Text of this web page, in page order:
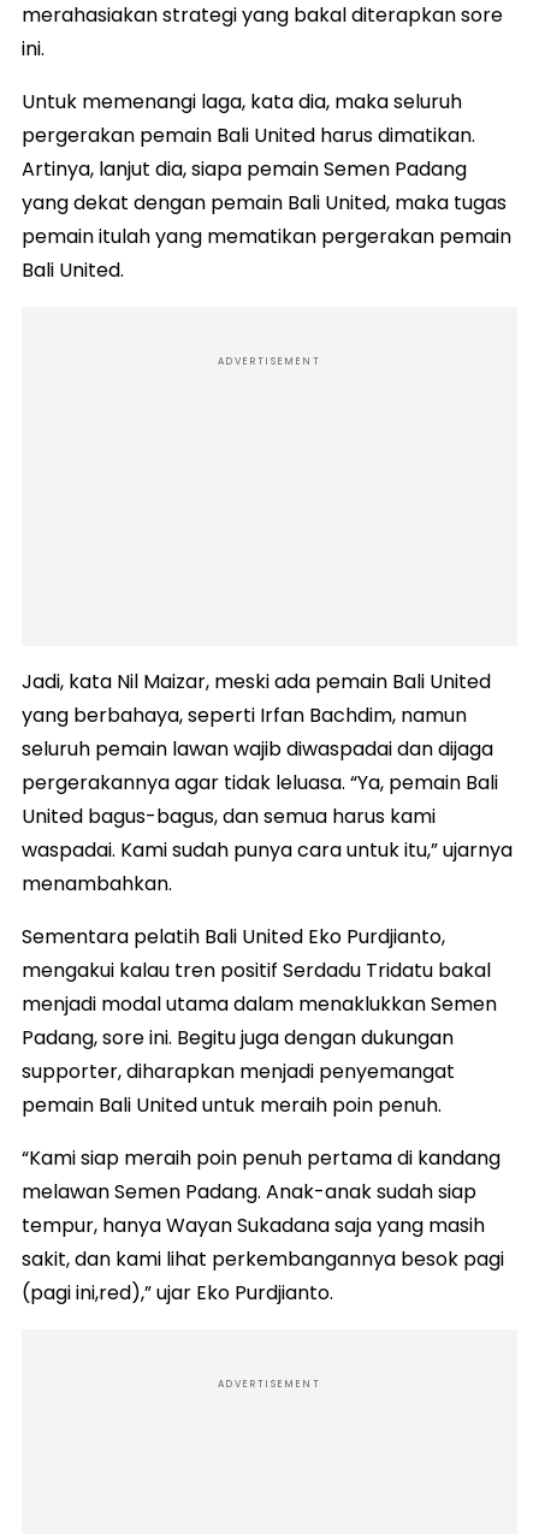
merahasiakan strategi yang bakal diterapkan sore
ini.
Untuk memenangi laga, kata dia, maka seluruh
pergerakan pemain Bali United harus dimatikan.
Artinya, lanjut dia, siapa pemain Semen Padang
yang dekat dengan pemain Bali United, maka tugas
pemain itulah yang mematikan pergerakan pemain
Bali United.
ADVERTISEMENT
Jadi, kata Nil Maizar, meski ada pemain Bali United
yang berbahaya, seperti Irfan Bachdim, namun
seluruh pemain lawan wajib diwaspadai dan dijaga
pergerakannya agar tidak leluasa. “Ya, pemain Bali
United bagus-bagus, dan semua harus kami
waspadai. Kami sudah punya cara untuk itu,” ujarnya
menambahkan.
Sementara pelatih Bali United Eko Purdjianto,
mengakui kalau tren positif Serdadu Tridatu bakal
menjadi modal utama dalam menaklukkan Semen
Padang, sore ini. Begitu juga dengan dukungan
supporter, diharapkan menjadi penyemangat
pemain Bali United untuk meraih poin penuh.
“Kami siap meraih poin penuh pertama di kandang
melawan Semen Padang. Anak-anak sudah siap
tempur, hanya Wayan Sukadana saja yang masih
sakit, dan kami lihat perkembangannya besok pagi
(pagi ini,red),” ujar Eko Purdjianto.
ADVERTISEMENT